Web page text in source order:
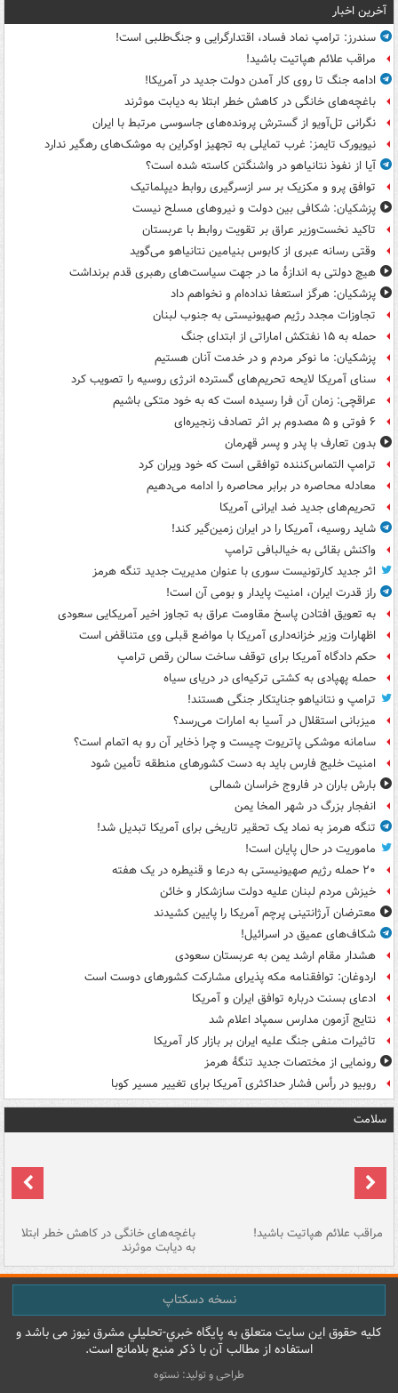
آخرین اخبار
سندرز: ترامپ نماد فساد، اقتدارگرایی و جنگ‌طلبی است!
مراقب علائم هپاتیت باشید!
ادامه جنگ تا روی کار آمدن دولت جدید در آمریکا!
باغچه‌های خانگی در کاهش خطر ابتلا به دیابت موثرند
نگرانی تل‌آویو از گسترش پرونده‌های جاسوسی مرتبط با ایران
نیویورک تایمز: غرب تمایلی به تجهیز اوکراین به موشک‌های رهگیر ندارد
آیا از نفوذ نتانیاهو در واشنگتن کاسته شده است؟
توافق پرو و مکزیک بر سر ازسرگیری روابط دیپلماتیک
پزشکیان: شکافی بین دولت و نیروهای مسلح نیست
تاکید نخست‌وزیر عراق بر تقویت روابط با عربستان
وقتی رسانه عبری از کابوس بنیامین نتانیاهو می‌گوید
هیچ دولتی به اندازۀ ما در جهت سیاست‌های رهبری قدم برنداشت
پزشکیان: هرگز استعفا نداده‌ام و نخواهم داد
تجاوزات مجدد رژیم صهیونیستی به جنوب لبنان
حمله به ۱۵ نفتکش‌ اماراتی از ابتدای جنگ
پزشکیان: ما نوکر مردم و در خدمت آنان هستیم
سنای آمریکا لایحه تحریم‌های گسترده انرژی روسیه را تصویب کرد
عراقچی: زمان آن فرا رسیده است که به خود متکی باشیم
۶ فوتی و ۵ مصدوم بر اثر تصادف زنجیره‌ای
بدون تعارف با پدر و پسر قهرمان
ترامپ التماس‌کننده توافقی است که خود ویران کرد
معادله محاصره در برابر محاصره را ادامه می‌دهیم
تحریم‌های جدید ضد ایرانی آمریکا
شاید روسیه، آمریکا را در ایران زمین‌گیر کند!
واکنش بقائی به خیالبافی ترامپ
اثر جدید کارتونیست سوری با عنوان مدیریت جدید تنگه هرمز
راز قدرت ایران، امنیت پایدار و بومی آن است!
به تعویق افتادن پاسخ مقاومت عراق به تجاوز اخیر آمریکایی سعودی
اظهارات وزیر خزانه‌داری آمریکا با مواضع قبلی وی متناقض است
حکم دادگاه آمریکا برای توقف ساخت سالن رقص ترامپ
حمله پهپادی به کشتی ترکیه‌ای در دریای سیاه
ترامپ و نتانیاهو جنایتکار جنگی هستند!
میزبانی استقلال در آسیا به امارات می‌رسد؟
سامانه موشکی پاتریوت چیست و چرا ذخایر آن رو به اتمام است؟
امنیت خلیج فارس باید به دست کشورهای منطقه تأمین شود
بارش باران در فاروج خراسان شمالی
انفجار بزرگ در شهر المخا یمن
تنگه هرمز به نماد یک تحقیر تاریخی برای آمریکا تبدیل شد!
ماموریت در حال پایان است!
۲۰ حمله رژیم صهیونیستی به درعا و قنیطره در یک هفته
خیزش مردم لبنان علیه دولت سازشکار و خائن
معترضان آرژانتینی پرچم آمریکا را پایین کشیدند
شکاف‌های عمیق در اسرائیل!
هشدار مقام ارشد یمن به عربستان سعودی
اردوغان: توافقنامه مکه پذیرای مشارکت کشورهای دوست است
ادعای بسنت درباره توافق ایران و آمریکا
نتایج آزمون مدارس سمپاد اعلام شد
تاثیرات منفی جنگ علیه ایران بر بازار کار آمریکا
رونمایی از مختصات جدید تنگۀ هرمز
روبیو در رأس فشار حداکثری آمریکا برای تغییر مسیر کوبا
سلامت
مراقب علائم هپاتیت باشید! باغچه‌های خانگی در کاهش خطر ابتلا
به دیابت موثرند
نسخه دسکتاپ
کليه حقوق اين سايت متعلق به پایگاه خبري-تحليلي مشرق نيوز می باشد و
استفاده از مطالب آن با ذکر منبع بلامانع است.
طراحی و تولید: نستوه